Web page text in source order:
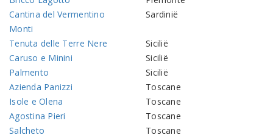
Cantina del Vermentino
Monti
Sardinië
Tenuta delle Terre Nere
Sicilië
Caruso e Minini
Sicilië
Palmento
Sicilië
Azienda Panizzi
Toscane
Isole e Olena
Toscane
Agostina Pieri
Toscane
Salcheto
Toscane